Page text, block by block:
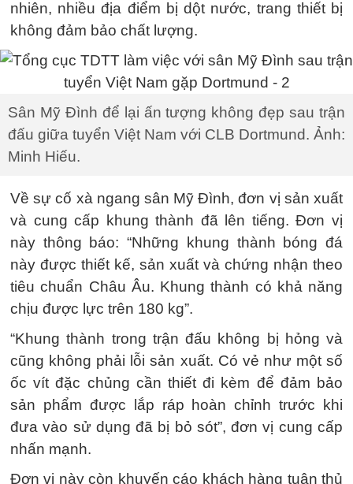
nhiên, nhiều địa điểm bị dột nước, trang thiết bị
không đảm bảo chất lượng.
Sân Mỹ Đình để lại ấn tượng không đẹp sau trận
đấu giữa tuyển Việt Nam với CLB Dortmund. Ảnh:
Minh Hiếu.
Về sự cố xà ngang sân Mỹ Đình, đơn vị sản xuất
và cung cấp khung thành đã lên tiếng. Đơn vị
này thông báo: “Những khung thành bóng đá
này được thiết kế, sản xuất và chứng nhận theo
tiêu chuẩn Châu Âu. Khung thành có khả năng
chịu được lực trên 180 kg”.
“Khung thành trong trận đấu không bị hỏng và
cũng không phải lỗi sản xuất. Có vẻ như một số
ốc vít đặc chủng cần thiết đi kèm để đảm bảo
sản phẩm được lắp ráp hoàn chỉnh trước khi
đưa vào sử dụng đã bị bỏ sót”, đơn vị cung cấp
nhấn mạnh.
Đơn vị này còn khuyến cáo khách hàng tuân thủ